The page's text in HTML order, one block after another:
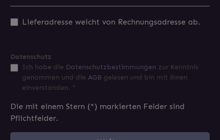
Lieferadresse weicht von Rechnungsadresse ab.
Datenschutz
Ich habe die Datenschutzbestimmungen zur Kenntnis
genommen und die AGB gelesen und bin mit ihnen
einverstanden. *
Die mit einem Stern (*) markierten Felder sind
Pflichtfelder.